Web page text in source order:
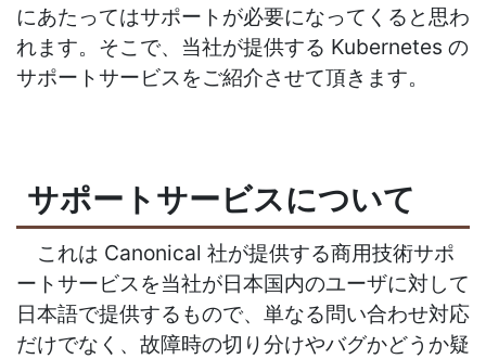
にあたってはサポートが必要になってくると思わ
れます。そこで、当社が提供する Kubernetes の
サポートサービスをご紹介させて頂きます。
サポートサービスについて
これは Canonical 社が提供する商用技術サポ
ートサービスを当社が日本国内のユーザに対して
日本語で提供するもので、単なる問い合わせ対応
だけでなく、故障時の切り分けやバグかどうか疑